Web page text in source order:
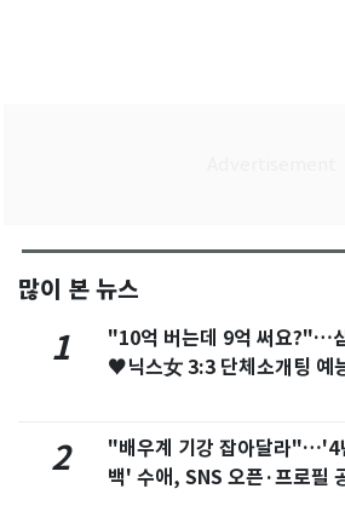
많이 본 뉴스
1
"10억 버는데 9억 써요?"…
♥닉스女 3:3 단체소개팅 예
2
"배우계 기강 잡아달라"…'4
백' 수애, SNS 오픈·프로필